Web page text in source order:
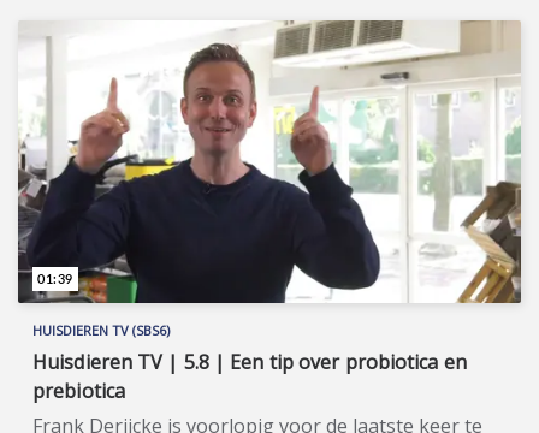
Huisdieren TV (SBS6) is hét spraakmakende tv-
programma voor alle huisdierenliefhebbers in
huisdierenland Nederland. Wil je de hele aflevering
bekijken of meer weten over de
deelnemers/sponsoren van Huisdieren TV, ga dan
naar de officiële programma-website:
www.sbs6.nl/huisdierentv.
HUISDIEREN TV (SBS6)
Huisdieren TV | 5.8 | Een tip over probiotica en
prebiotica
Frank Derijcke is voorlopig voor de laatste keer te
01:39